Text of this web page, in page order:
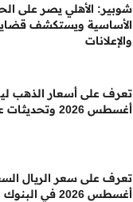
شوبير: الأهلي يصر على
الأساسية ويستكشف
والإعلانات
أغسطس 2026 وتحديثات عيار 21 الآن
أغسطس 2026 في البنوك وكم وصل؟